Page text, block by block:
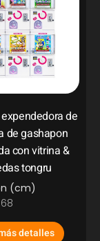
de
de gashapon
con vitrina &
tongru
(cm)
detalles